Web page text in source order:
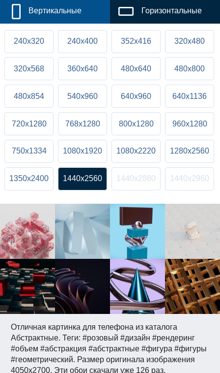
Отличная картинка для телефона из каталога
Абстрактные. Теги: #розовый #дизайн #рендеринг
#объем #абстракция #абстрактные #фигура #фигуры
#геометрический. Размер оригинала изображения
4050x2700. Эти обои скачали уже 126 раз.
Вертикальные Горизонтальные
240x320 240x400 352x416 320x480
320x568 360x640 480x640 480x800
480x854 540x960 640x960 640x1136
720x1280 768x1280 800x1280 960x1280
750x1334 1080x1920 1080x2220 1280x2560
1350x2400 1440x2560 1440x2880 1440x2960